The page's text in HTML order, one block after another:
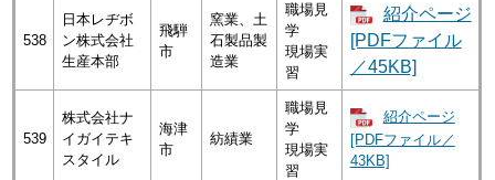
538
日本レヂボ
ン株式会社
生産本部
飛騨
市
窯業、土
石製品製
造業
職場見
学
現場実
習
紹介ページ
[PDFファイル
／45KB]
539
株式会社ナ
イガイテキ
スタイル
海津
市
紡績業
職場見
学
現場実
習
紹介ページ
[PDFファイル／
43KB]